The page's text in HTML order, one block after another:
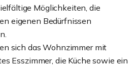
Möglichkeiten, die
eigenen Bedürfnissen
sich das Wohnzimmer mit
Esszimmer, die Küche sowie ein